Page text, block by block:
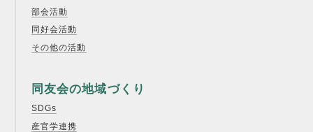
部会活動
同好会活動
その他の活動
同友会の地域づくり
SDGs
産官学連携